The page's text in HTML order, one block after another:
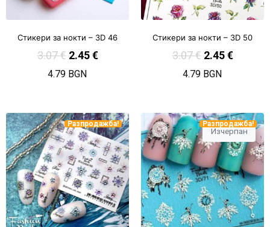
Стикери за нокти – 3D 46
3.07€ 2.45€
4.79 BGN
Стикери за нокти – 3D 50
3.07€ 2.45€
4.79 BGN
Разпродажба!
Изчерпан
Разпродажба!